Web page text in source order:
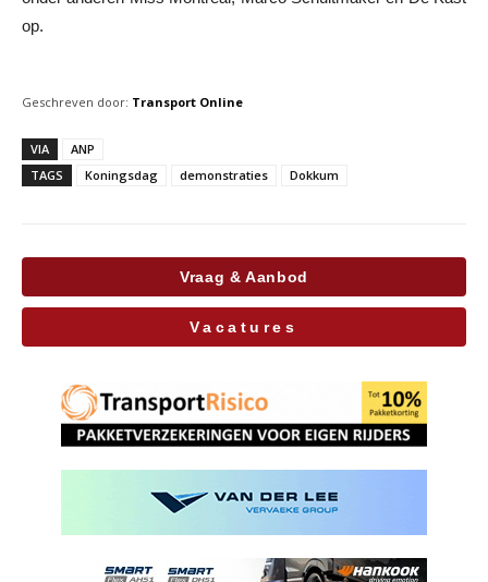
op.
Geschreven door: Transport Online
VIA
ANP
TAGS
Koningsdag demonstraties Dokkum
Vraag & Aanbod
Vacatures